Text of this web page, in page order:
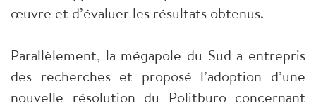
œuvre et d’évaluer les résultats obtenus.
Parallèlement, la mégapole du Sud a entrepris
des recherches et proposé l’adoption d’une
nouvelle résolution du Politburo concernant